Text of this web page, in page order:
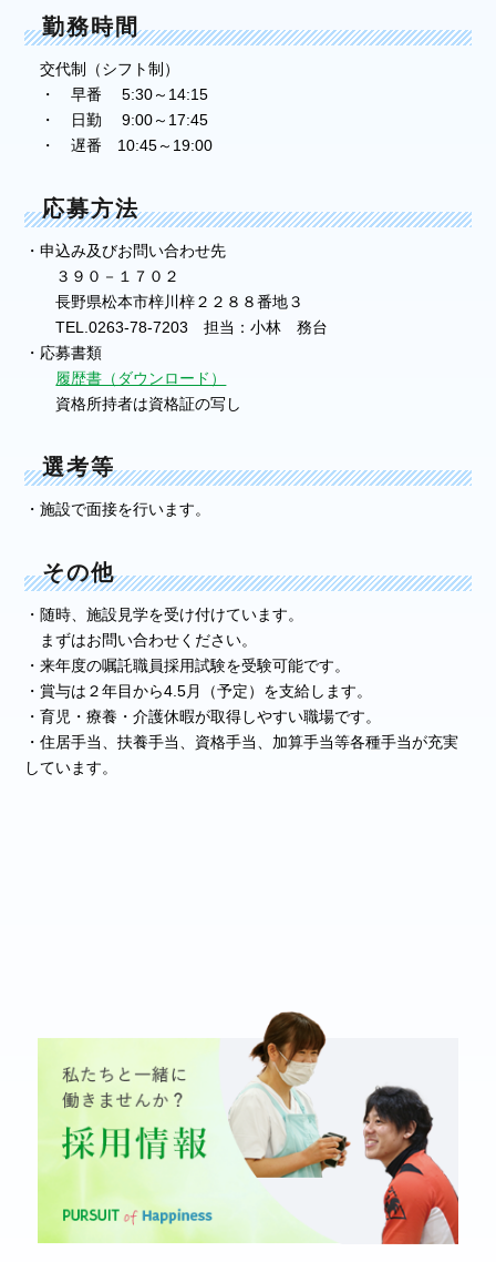
勤務時間
交代制（シフト制）
・ 早番 5:30～14:15
・ 日勤 9:00～17:45
・ 遅番 10:45～19:00
応募方法
・申込み及びお問い合わせ先
３９０－１７０２
長野県松本市梓川梓２２８８番地３
TEL.0263-78-7203 担当：小林 務台
・応募書類
履歴書（ダウンロード）
資格所持者は資格証の写し
選考等
・施設で面接を行います。
その他
・随時、施設見学を受け付けています。
まずはお問い合わせください。
・来年度の嘱託職員採用試験を受験可能です。
・賞与は２年目から4.5月（予定）を支給します。
・育児・療養・介護休暇が取得しやすい職場です。
・住居手当、扶養手当、資格手当、加算手当等各種手当が充実
しています。